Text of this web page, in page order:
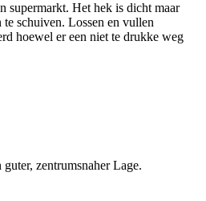
supermarkt. Het hek is dicht maar
schuiven. Lossen en vullen
hoewel er een niet te drukke weg
zentrumsnaher Lage.